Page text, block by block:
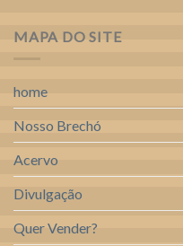
MAPA DO SITE
home
Nosso Brechó
Acervo
Divulgação
Quer Vender?